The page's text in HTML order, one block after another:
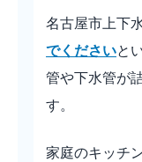
名古屋市上下
でくださいと
管や下水管が
す。
家庭のキッチ